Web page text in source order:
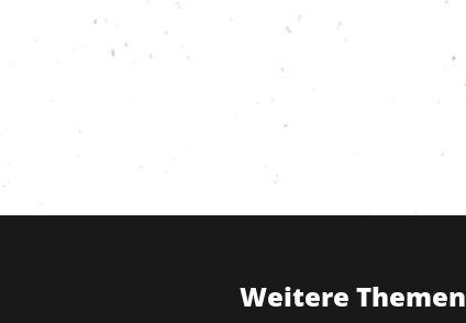
Weitere Themen